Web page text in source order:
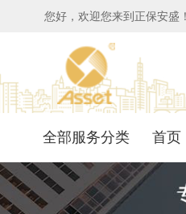
您好，欢迎您来到正保安盛！
全部服务分类 首页